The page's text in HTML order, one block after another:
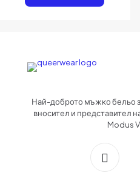
Най-доброто мъжко бельо
вносител и представител
Modus